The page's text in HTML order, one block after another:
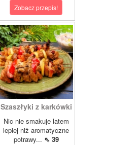
Zobacz przepis!
Szaszłyki z karkówki
Nic nie smakuje latem
lepiej niż aromatyczne
potrawy... ⇖ 39